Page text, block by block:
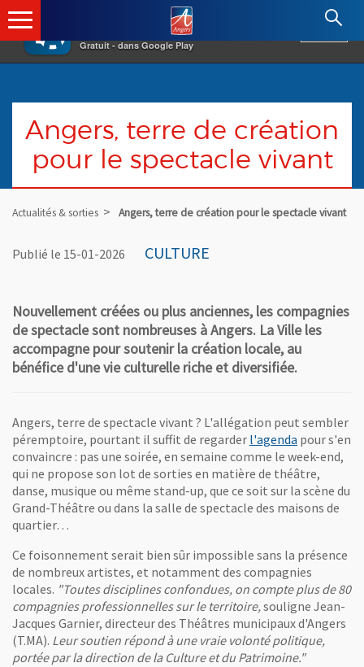
×
Gratuit - dans Google Play
Angers.fr : Retour à l'accueil
Angers, terre de création
pour le spectacle vivant
Actualités & sorties Angers, terre de création pour le spectacle vivant
Publié le 15-01-2026 CULTURE
Nouvellement créées ou plus anciennes, les compagnies
de spectacle sont nombreuses à Angers. La Ville les
accompagne pour soutenir la création locale, au
bénéfice d'une vie culturelle riche et diversifiée.
Angers, terre de spectacle vivant ? L'allégation peut sembler
péremptoire, pourtant il suffit de regarder l'agenda pour s'en
convaincre : pas une soirée, en semaine comme le week-end,
qui ne propose son lot de sorties en matière de théâtre,
danse, musique ou même stand-up, que ce soit sur la scène du
Grand-Théâtre ou dans la salle de spectacle des maisons de
quartier…
Ce foisonnement serait bien sûr impossible sans la présence
de nombreux artistes, et notamment des compagnies
locales. "Toutes disciplines confondues, on compte plus de 80
compagnies professionnelles sur le territoire,souligne Jean-
Jacques Garnier, directeur des Théâtres municipaux d'Angers
(T.MA). Leur soutien répond à une vraie volonté politique,
portée par la direction de la Culture et du Patrimoine."